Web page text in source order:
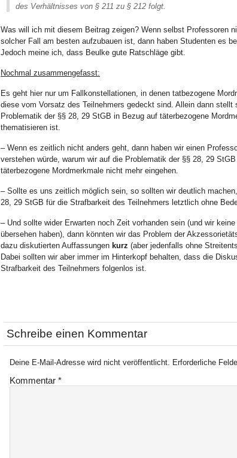
des Verhältnisses von § 211 zu § 212 folgt.
Was will ich mit diesem Beitrag zeigen? Wenn selbst Professoren
solcher Fall am besten aufzubauen ist, dann haben Studenten es
Jedoch meine ich, dass Beulke gute Ratschläge gibt.
Nochmal zusammengefasst:
Es geht hier nur um Fallkonstellationen, in denen tatbezogene
diese vom Vorsatz des Teilnehmers gedeckt sind. Allein dann stellt
Problematik der §§ 28, 29 StGB in Bezug auf täterbezogene
thematisieren ist.
– Wenn es zeitlich nicht anders geht, dann haben wir einen
verstehen würde, warum wir auf die Problematik der §§ 28, 29
täterbezogene Mordmerkmale nicht mehr eingehen.
– Sollte es uns zeitlich möglich sein, so sollten wir deutlich
28, 29 StGB für die Strafbarkeit des Teilnehmers letztlich ohne
– Und sollte wider Erwarten noch Zeit vorhanden sein (und wir
übersehen haben), dann könnten wir das Problem der
dazu diskutierten Auffassungen kurz (aber jedenfalls ohne
Dabei sollten wir aber immer im Hinterkopf behalten, dass die
Strafbarkeit des Teilnehmers folgenlos ist.
Schreibe einen Kommentar
Deine E-Mail-Adresse wird nicht veröffentlicht. Erforderliche
Kommentar *